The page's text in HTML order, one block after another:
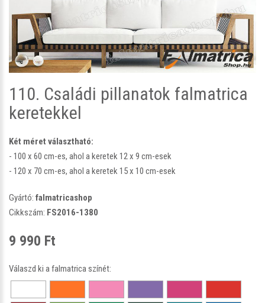
110. Családi pillanatok falmatrica
keretekkel
Két méret választható:
- 100 x 60 cm-es, ahol a keretek 12 x 9 cm-esek
- 120 x 70 cm-es, ahol a keretek 15 x 10 cm-esek
Gyártó: falmatricashop
Cikkszám: FS2016-1380
9 990 Ft
Válaszd ki a falmatrica színét: